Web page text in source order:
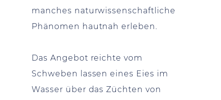
manches naturwissenschaftliche
Phänomen hautnah erleben.
Das Angebot reichte vom
Schweben lassen eines Eies im
Wasser über das Züchten von